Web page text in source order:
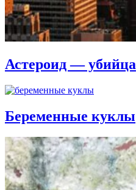
Астероид — убийца
Беременные куклы